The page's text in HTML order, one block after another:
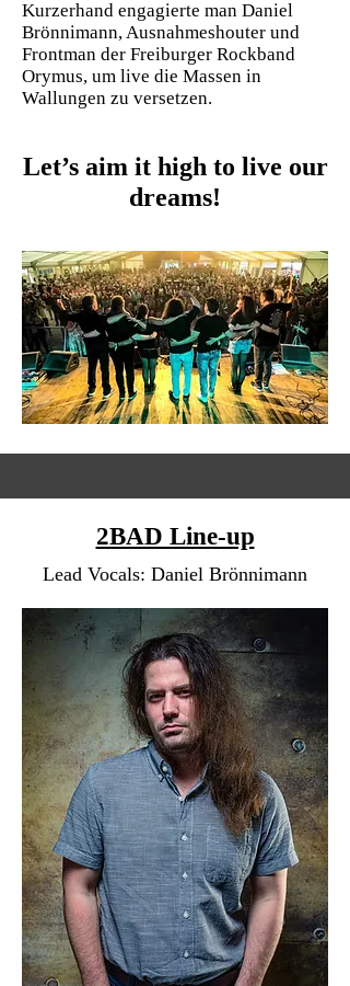
Kurzerhand engagierte man Daniel
Brönnimann, Ausnahmeshouter und
Frontman der Freiburger Rockband
Orymus, um live die Massen in
Wallungen zu versetzen.
Let’s aim it high to live our
dreams!
2BAD Line-up
Lead Vocals: Daniel Brönnimann